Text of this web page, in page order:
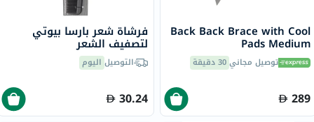
Back Back Brace with Cool
Pads Medium
توصيل مجاني30 دقيقة
289
فرشاة شعر بارسا بيوتي
لتصفيف الشعر
التوصيل اليوم
30.24